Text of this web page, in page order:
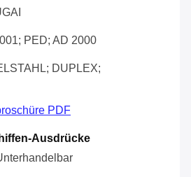
PED; AD 2000
DUPLEX;
PDF
Ausdrücke